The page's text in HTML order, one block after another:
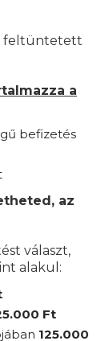
feltüntetett
a
befizetés
az
választ,
alakul:
.000 Ft
125.000